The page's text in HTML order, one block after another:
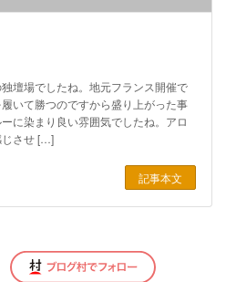
壇場でしたね。地元フランス開催で
いて勝つのですから盛り上がった事
に染まり良い雰囲気でしたね。アロ
じさせ […]
記事本文